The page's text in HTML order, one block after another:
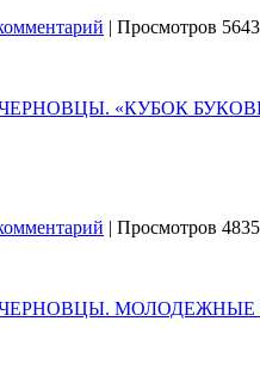
| Просмотров 5643
«КУБОК
| Просмотров 4835